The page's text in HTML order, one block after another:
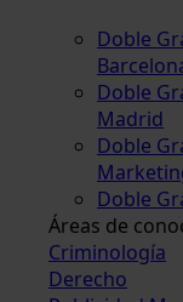
Doble
Doble
Madrid
Doble
Doble
Áreas de
Criminología
Derecho